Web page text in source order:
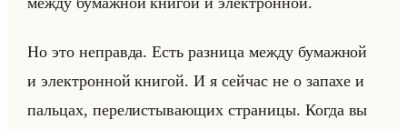
Но это неправ­да. Есть раз­ни­ца между бу­маж­ной
и элек­трон­ной кни­гой. И я сейчас не о за­па­хе и
пальцах, пе­ре­ли­сты­ва­ющих стра­ни­цы. Когда вы